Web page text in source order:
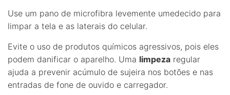
Use um pano de microfibra levemente umedecido para
limpar a tela e as laterais do celular.
Evite o uso de produtos químicos agressivos, pois eles
podem danificar o aparelho. Uma limpeza regular
ajuda a prevenir acúmulo de sujeira nos botões e nas
entradas de fone de ouvido e carregador.